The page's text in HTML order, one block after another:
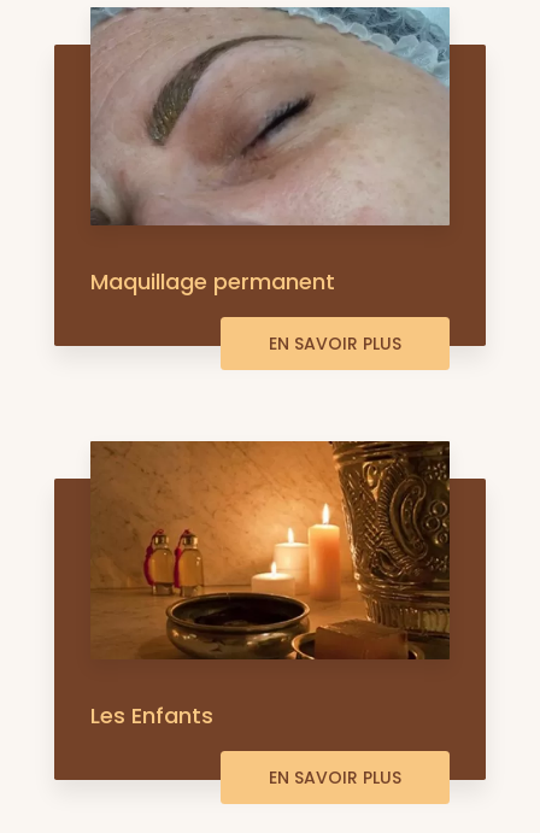
Maquillage permanent
EN SAVOIR PLUS
Les Enfants
EN SAVOIR PLUS